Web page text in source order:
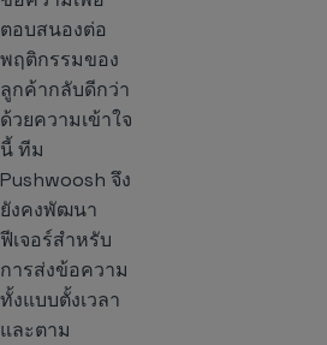
ตอบสนองต่อ
พฤติกรรมของ
ลูกค้ากลับดีกว่า
ด้วยความเข้าใจ
นี้ ทีม
Pushwoosh จึง
ยังคงพัฒนา
ฟีเจอร์สำหรับ
การส่งข้อความ
ทั้งแบบตั้งเวลา
และตาม